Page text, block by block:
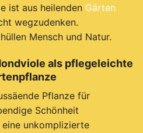
ist aus heilenden Gärten
wegzudenken.
Mensch und Natur.
als pflegeleichte
Pflanze für
Schönheit
unkomplizierte